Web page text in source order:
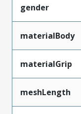
gender
materialBody
materialGrip
meshLength